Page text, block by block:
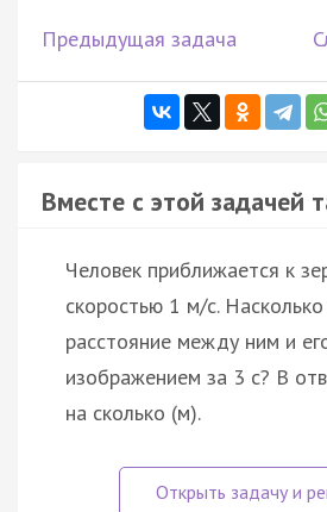
Предыдущая задача
Вместе с этой задачей
Человек приближается к
скоростью 1 м/с.
расстояние между ним и
изображением за 3 с? В
на сколько (м).